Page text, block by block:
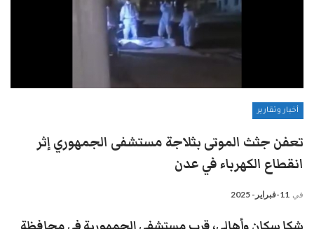
أخبار وتقارير
تعفن جثث الموتى بثلاجة مستشفى الجمهوري إثر
انقطاع الكهرباء في عدن
في 11-فبراير- 2025